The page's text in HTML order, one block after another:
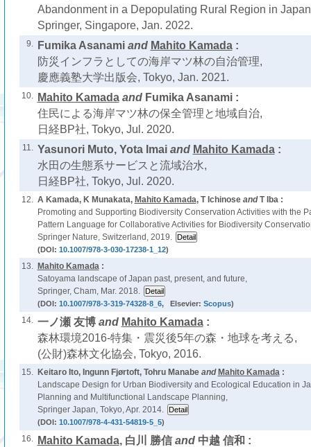
Abandonment in a Depopulating Rural Region in
Springer, Singapore, Jan. 2022.
9. Fumika Asanamiand Mahito Kamada:
防災インフラとしての海岸マツ林の自治管理,
慶應義塾大学出版会, Tokyo, Jan. 2021.
10. Mahito Kamadaand Fumika Asanami :
住民による海岸マツ林の保全管理と地域自治,
日経BP社, Tokyo, Jul. 2020.
11. Yasunori Muto, Yota Imaiand Mahito Kamada:
水田の生態系サービスと流域治水,
日経BP社, Tokyo, Jul. 2020.
12. A Kamada, K Munakata, Mahito Kamada, T IchinoseandT Iba :
Promoting and Supporting Biodiversity Conservation Activities with the
Pattern Language for Collaborative Activities for Biodiversity
Springer Nature, Switzerland, 2019.
(DOI: 10.1007/978-3-030-17238-1_12)
13. Mahito Kamada:
Satoyama landscape of Japan past, present, and future,
Springer, Cham, Mar. 2018.
(DOI: 10.1007/978-3-319-74328-8_6, Elsevier: Scopus)
14. 一ノ瀬 友博and Mahito Kamada:
森林環境2016-特集・震災後5年の森・地球を考える,
(公財)森林文化協会, Tokyo, 2016.
15. Keitaro Ito, Ingunn Fjørtoft, Tohru Manabeand Mahito Kamada:
Landscape Design for Urban Biodiversity and Ecological Education in
Planning and Multifunctional Landscape Planning,
Springer Japan, Tokyo, Apr. 2014.
(DOI: 10.1007/978-4-431-54819-5_5)
16. Mahito Kamada, 白川 勝信and 中越 信和 :